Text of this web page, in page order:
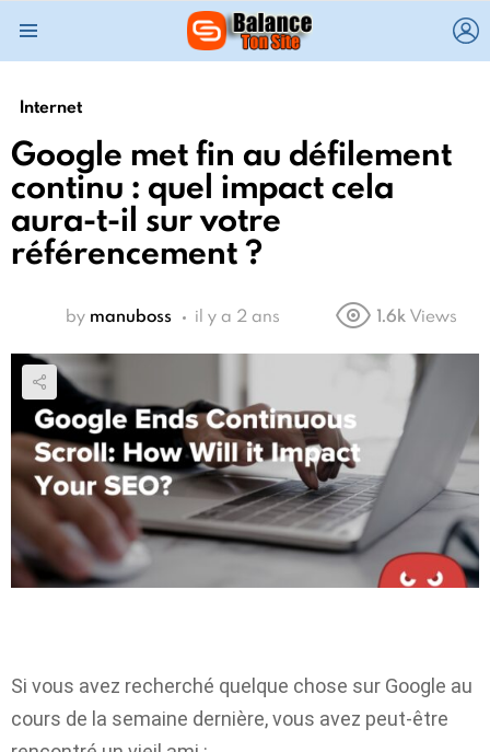
Internet
Google met fin au défilement
continu : quel impact cela
aura-t-il sur votre
référencement ?
by manuboss il y a 2 ans 1.6k Views
Si vous avez recherché quelque chose sur Google au
cours de la semaine dernière, vous avez peut-être